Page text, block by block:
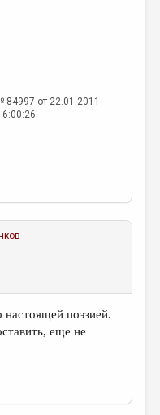
84997 от 22.01.2011
поэзией.
еще не